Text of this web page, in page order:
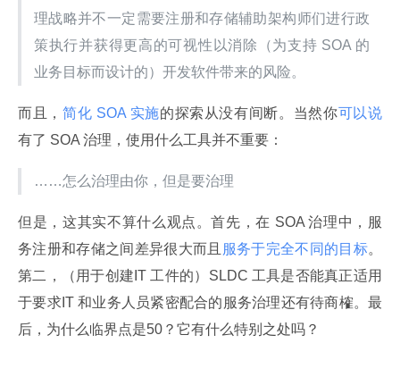
理战略并不一定需要注册和存储辅助架构师们进行政
策执行并获得更高的可视性以消除（为支持 SOA 的
业务目标而设计的）开发软件带来的风险。
而且， 简化 SOA 实施的探索从没有间断。当然你可以说
有了 SOA 治理，使用什么工具并不重要：
……怎么治理由你，但是要治理
但是，这其实不算什么观点。首先，在 SOA 治理中，服
务注册和存储之间差异很大而且 服务于完全不同的目标。
第二，（用于创建IT 工件的）SLDC 工具是否能真正适用
于要求IT 和业务人员紧密配合的服务治理还有待商榷。最
后，为什么临界点是50？它有什么特别之处吗？